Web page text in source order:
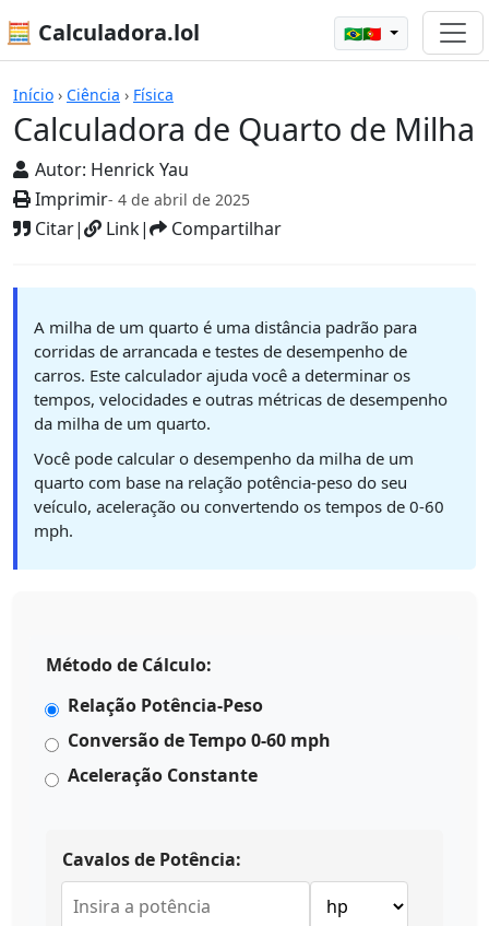
🧮 Calculadora.lol 🇧🇷🇵🇹
Início › Ciência › Física
Calculadora de Quarto de Milha
Autor: Henrick Yau
Imprimir- 4 de abril de 2025
Citar| Link| Compartilhar
Calculadoras
A milha de um quarto é uma distância padrão para
corridas de arrancada e testes de desempenho de
carros. Este calculador ajuda você a determinar os
tempos, velocidades e outras métricas de desempenho
da milha de um quarto.
Você pode calcular o desempenho da milha de um
quarto com base na relação potência-peso do seu
veículo, aceleração ou convertendo os tempos de 0-60
mph.
Método de Cálculo:
Relação Potência-Peso
Conversão de Tempo 0-60 mph
Aceleração Constante
Cavalos de Potência: